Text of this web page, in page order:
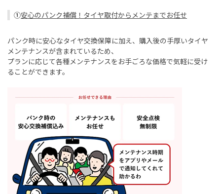
①安心のパンク補償！タイヤ取付からメンテまでお任せ
パンク時に安心なタイヤ交換保障に加え、購入後の手厚いタイヤ
メンテナンスが含まれているため、
プランに応じて各種メンテナンスをお手ごろな価格で気軽に受け
ることができます。